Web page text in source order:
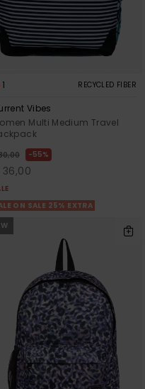
1 RECYCLED FIBER
Vibes
Multi Medium Travel
55%
ON SALE 25% EXTRA